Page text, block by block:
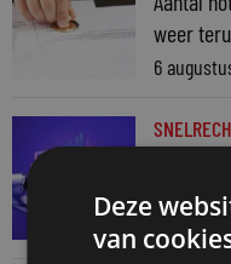
weer
6
4 augustus
Deze
van